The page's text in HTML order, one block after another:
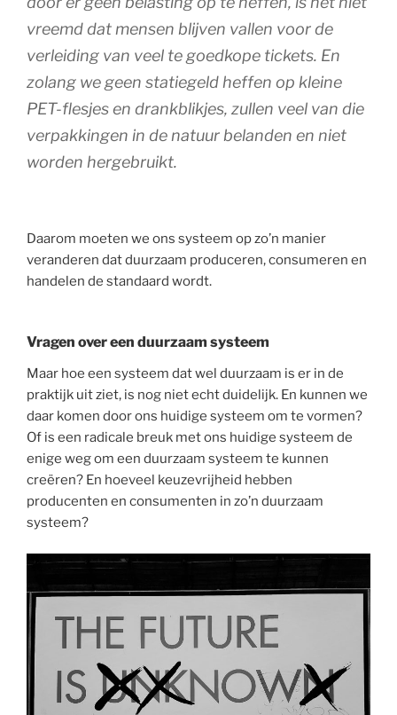
vreemd dat mensen blijven vallen voor de
verleiding van veel te goedkope tickets. En
zolang we geen statiegeld heffen op kleine
PET-flesjes en drankblikjes, zullen veel van die
verpakkingen in de natuur belanden en niet
worden hergebruikt.
Daarom moeten we ons systeem op zo’n manier
veranderen dat duurzaam produceren, consumeren en
handelen de standaard wordt.
Vragen over een duurzaam systeem
Maar hoe een systeem dat wel duurzaam is er in de
praktijk uit ziet, is nog niet echt duidelijk. En kunnen we
daar komen door ons huidige systeem om te vormen?
Of is een radicale breuk met ons huidige systeem de
enige weg om een duurzaam systeem te kunnen
creëren? En hoeveel keuzevrijheid hebben
producenten en consumenten in zo’n duurzaam
systeem?